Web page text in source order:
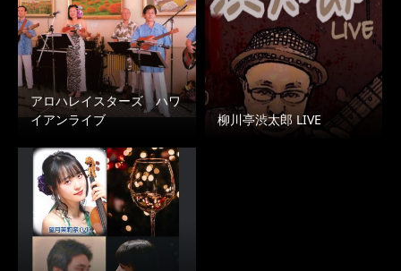
アロハレイスターズ ハワ
イアンライブ
柳川亭渋太郎 LIVE